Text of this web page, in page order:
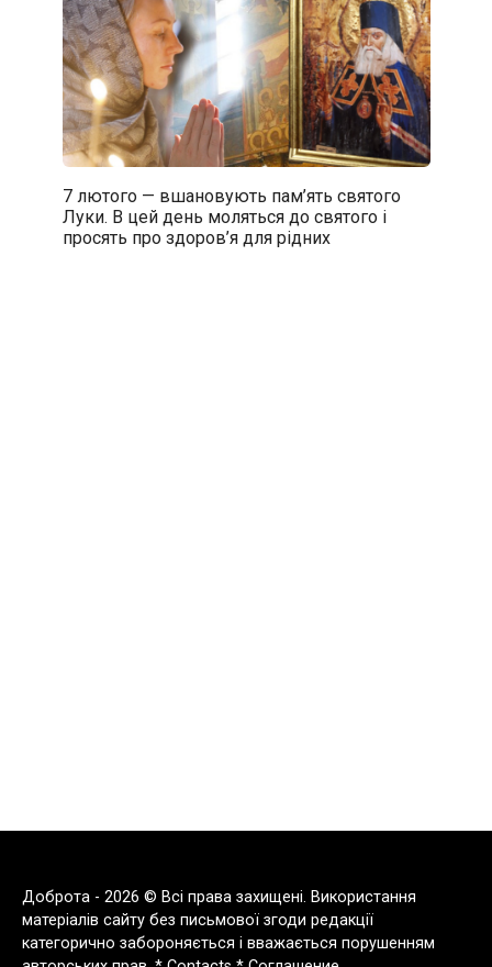
7 лютого — вшановують пам’ять святого
Луки. В цей день моляться до святого і
просять про здоров’я для рідних
Доброта - 2026 © Всі права захищені. Використання
матеріалів сайту без письмової згоди редакції
категорично забороняється і вважається порушенням